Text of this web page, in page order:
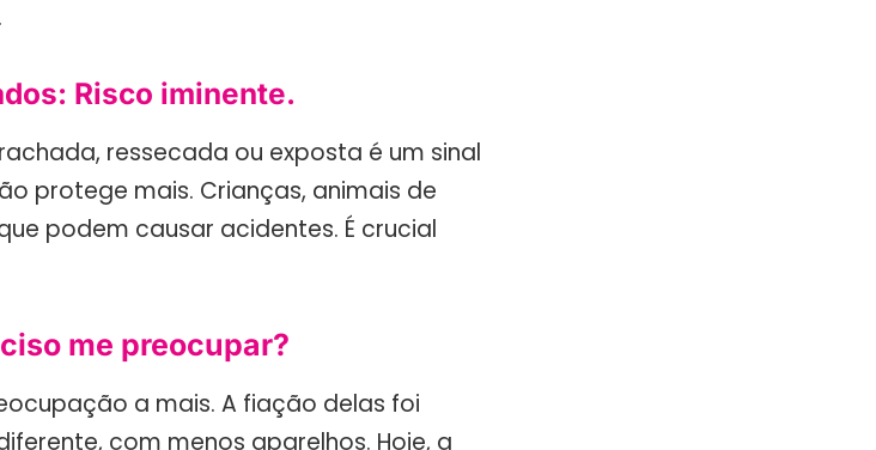
Risco iminente.
ressecada ou exposta é um sinal
protege mais. Crianças, animais de
podem causar acidentes. É crucial
me preocupar?
a mais. A fiação delas foi
com menos aparelhos. Hoje, a